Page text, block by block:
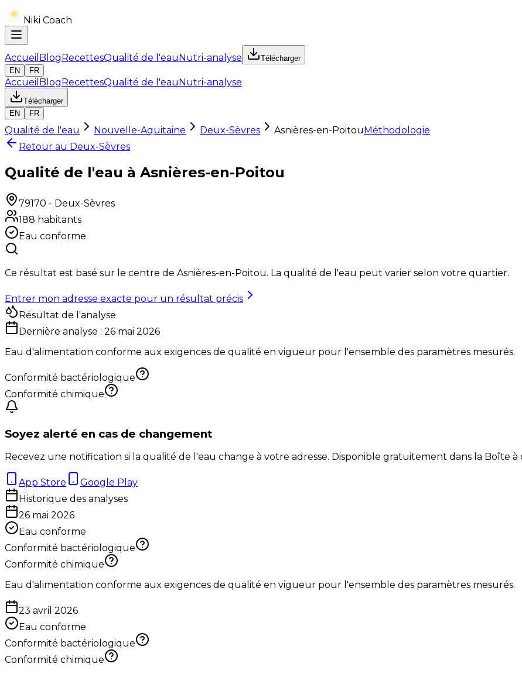
Niki Coach
Accueil BlogRecettesQualité de l'eauNutri-analyse
Télécharger
EN
FR
Accueil BlogRecettesQualité de l'eauNutri-analyse
Télécharger
EN
FR
Qualité de l'eau Nouvelle-Aquitaine Deux-Sèvres Asnières-en-PoitouMéthodologie
Retour au Deux-Sèvres
Qualité de l'eau à Asnières-en-Poitou
79170 - Deux-Sèvres
188 habitants
Eau conforme
Ce résultat est basé sur le centre de Asnières-en-Poitou. La qualité de l'eau peut varier selon votre quartier.
Entrer mon adresse exacte pour un résultat précis
Résultat de l'analyse
Dernière analyse : 26 mai 2026
Eau d'alimentation conforme aux exigences de qualité en vigueur pour l'ensemble des paramètres mesurés.
Conformité bactériologique
Conformité chimique
Soyez alerté en cas de changement
Recevez une notification si la qualité de l'eau change à votre adresse. Disponible gratuitement dans la Boîte à
App Store
Google Play
Historique des analyses
26 mai 2026
Eau conforme
Conformité bactériologique
Conformité chimique
Eau d'alimentation conforme aux exigences de qualité en vigueur pour l'ensemble des paramètres mesurés.
23 avril 2026
Eau conforme
Conformité bactériologique
Conformité chimique